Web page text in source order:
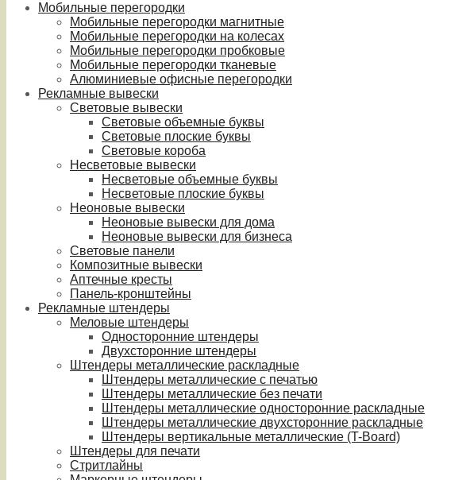
Мобильные перегородки
Мобильные перегородки магнитные
Мобильные перегородки на колесах
Мобильные перегородки пробковые
Мобильные перегородки тканевые
Алюминиевые офисные перегородки
Рекламные вывески
Световые вывески
Световые объемные буквы
Световые плоские буквы
Световые короба
Несветовые вывески
Несветовые объемные буквы
Несветовые плоские буквы
Неоновые вывески
Неоновые вывески для дома
Неоновые вывески для бизнеса
Световые панели
Композитные вывески
Аптечные кресты
Панель-кронштейны
Рекламные штендеры
Меловые штендеры
Односторонние штендеры
Двухсторонние штендеры
Штендеры металлические раскладные
Штендеры металлические с печатью
Штендеры металлические без печати
Штендеры металлические односторонние раскладные
Штендеры металлические двухсторонние раскладные
Штендеры вертикальные металлические (T-Board)
Штендеры для печати
Стритлайны